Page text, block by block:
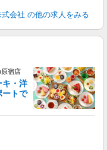
会社 の他の求人をみる
宿店
キ・洋
ートで